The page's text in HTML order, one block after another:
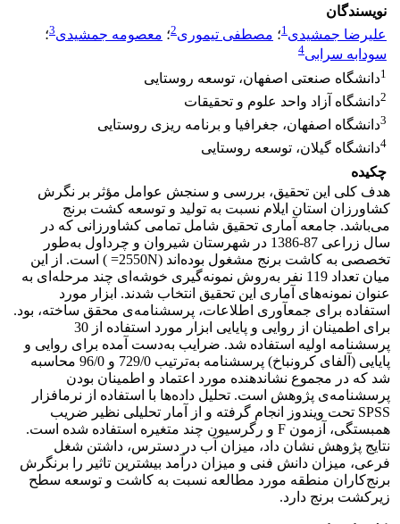
نویسندگان
علیرضا جمشیدی1؛ مصطفی تیموری2؛ معصومه جمشیدی3؛
سودابه سرابی4
1دانشگاه صنعتی اصفهان، توسعه روستایی
2دانشگاه آزاد واحد علوم و تحقیقات
3دانشگاه اصفهان، جغرافیا و برنامه ریزی روستایی
4دانشگاه گیلان، توسعه روستایی
چکیده
هدف کلی این تحقیق، بررسی و سنجش عوامل مؤثر بر نگرش
کشاورزان استان ایلام نسبت به تولید و توسعه کشت برنج
می‌باشد. جامعه آماری تحقیق شامل تمامی کشاورزانی که در
سال زراعی 87-1386 در شهرستان شیروان و چرداول به‌طور
تخصصی به کاشت برنج مشغول بوده‌اند (2550N= ) است. از این
میان تعداد 119 نفر به‌روش نمونه‌گیری خوشه‌ای چند مرحله‌ای به
عنوان نمونه‌های آماری این تحقیق انتخاب شدند. ابزار مورد
استفاده برای جمع‎آوری اطلاعات، پرسشنامه‌ی محقق ساخته، بود.
برای اطمینان از روایی و پایایی ابزار مورد استفاده از 30
پرسشنامه اولیه استفاده شد. ضرایب به‌دست آمده برای روایی و
پایایی (آلفای کرونباخ) پرسشنامه به‌ترتیب 729/0 و 96/0 محاسبه
شد که در مجموع نشان‎دهنده مورد اعتماد و اطمینان بودن
پرسشنامه‌ی پژوهش است. تحلیل داده‌ها با استفاده از نرم‎افزار
SPSS تحت ویندوز انجام گرفته و از آمار تحلیلی نظیر ضریب
همبستگی، آزمون F و رگرسیون چند متغیره استفاده شده است.
نتایج پژوهش نشان داد، میزان آب در دسترس، داشتن شغل
فرعی، میزان دانش فنی و میزان درآمد بیشترین تاثیر را برنگرش
برنج‌کاران منطقه مورد مطالعه نسبت به کاشت و توسعه سطح
زیرکشت برنج دارد.